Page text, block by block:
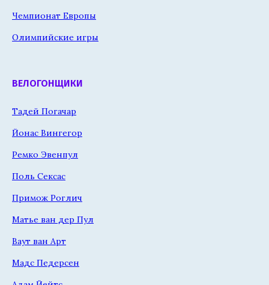
Чемпионат Европы
Олимпийские игры
ВЕЛОГОНЩИКИ
Тадей Погачар
Йонас Вингегор
Ремко Эвенпул
Поль Сексас
Примож Роглич
Матье ван дер Пул
Ваут ван Арт
Мадс Педерсен